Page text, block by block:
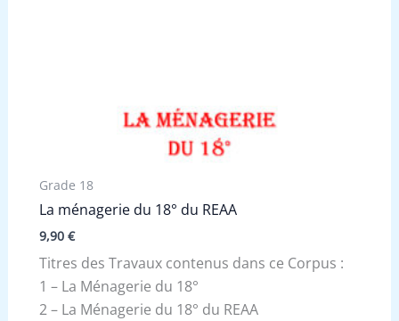
Grade 18
La ménagerie du 18° du REAA
9,90 €
Titres des Travaux contenus dans ce Corpus :
1 – La Ménagerie du 18°
2 – La Ménagerie du 18° du REAA